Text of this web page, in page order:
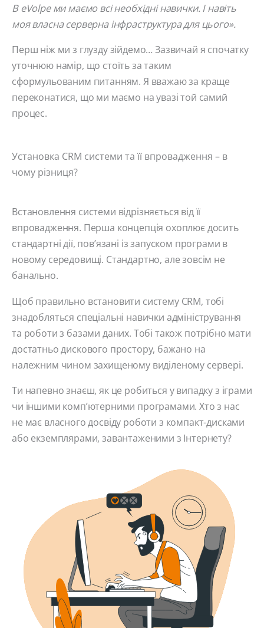
В eVolpe ми маємо всі необхідні навички. І навіть
моя власна серверна інфраструктура для цього».
Перш ніж ми з глузду зійдемо… Зазвичай я спочатку
уточнюю намір, що стоїть за таким
сформульованим питанням. Я вважаю за краще
переконатися, що ми маємо на увазі той самий
процес.
Установка CRM системи та її впровадження – в
чому різниця?
Встановлення системи відрізняється від її
впровадження. Перша концепція охоплює досить
стандартні дії, пов’язані із запуском програми в
новому середовищі. Стандартно, але зовсім не
банально.
Щоб правильно встановити систему CRM, тобі
знадобляться спеціальні навички адміністрування
та роботи з базами даних. Тобі також потрібно мати
достатньо дискового простору, бажано на
належним чином захищеному виділеному сервері.
Ти напевно знаєш, як це робиться у випадку з іграми
чи іншими комп’ютерними програмами. Хто з нас
не має власного досвіду роботи з компакт-дисками
або екземплярами, завантаженими з Інтернету?